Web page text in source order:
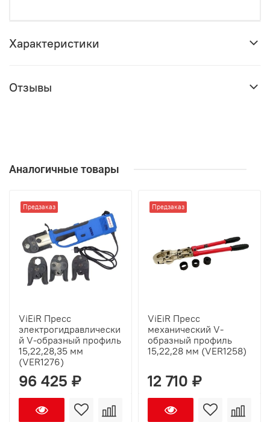
Характеристики
Отзывы
Аналогичные товары
Предзаказ
ViEiR Пресс
электрогидравлически
й V-образный профиль
15,22,28,35 мм
(VER1276)
96 425 ₽
Предзаказ
ViEiR Пресс
механический V-
образный профиль
15,22,28 мм (VER1258)
12 710 ₽